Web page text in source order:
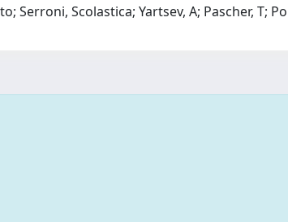
Serroni, Scolastica; Yartsev, A; Pascher, T;